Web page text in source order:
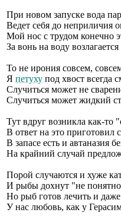
При новом запуске вода
Ведет себя до неприличия
Мой нос с трудом конечно
За вонь на воду
То не ирония совсем,
Я петуху под хвост всегда
Случиться может не
Случиться может жидкий
Тут вдруг возникла как-то
В ответ на это приготовил
В запасе есть и автаназия
На крайний случай
Порой случаются и хуже
И рыбы дохнут "не
Но рыб готов лечить и
У нас любовь, как у